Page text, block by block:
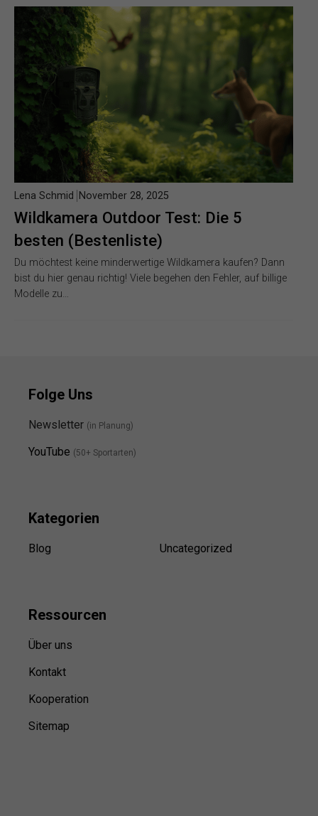
Wildkamera Outdoor Test: Die 5
besten (Bestenliste)
Lena Schmid November 28, 2025
Du möchtest keine minderwertige Wildkamera kaufen? Dann
bist du hier genau richtig! Viele begehen den Fehler, auf billige
Modelle zu…
Folge Uns
Newsletter (in Planung)
YouTube (50+ Sportarten)
Kategorien
Blog Uncategorized
Ressourcen
Über uns
Kontakt
Kooperation
Sitemap